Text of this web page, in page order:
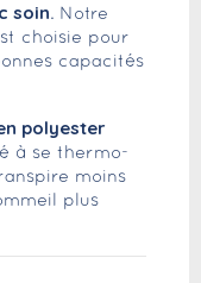
soin. Notre
choisie pour
capacités
polyester
à se thermo-
moins
plus